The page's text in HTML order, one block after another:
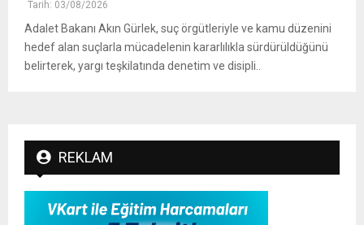
Tarih: 03/08/2026
Adalet Bakanı Akın Gürlek, suç örgütleriyle ve kamu düzenini
hedef alan suçlarla mücadelenin kararlılıkla sürdürüldüğünü
belirterek, yargı teşkilatında denetim ve disipli..
REKLAM